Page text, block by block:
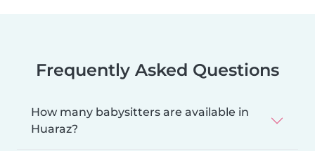
Frequently Asked Questions
How many babysitters are available in
Huaraz?